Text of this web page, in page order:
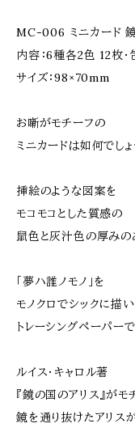
MC-006 ミニカード
内容：6種各2色 12枚・
サイズ：98×70mm
お噺がモチーフの
ミニカードは如何でしょ
挿絵のような図案を
モコモコとした質感の
鼠色と灰汁色の厚みの
「夢ハ誰ノモノ」を
モノクロでシックに描
トレーシングペーパー
ルイス・キャロル著
『鏡の国のアリス』がモ
鏡を通り抜けたアリス